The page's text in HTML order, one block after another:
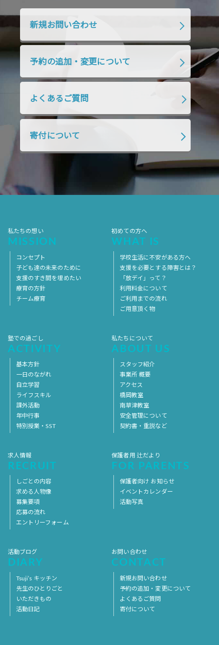
2019年10月 2019年9月
2019年4月
2018年7月 2018年6月
2018年4月 2018年3月 2018年2月
2018年1月 2017年12月
2017年10月 2017年9月 2017年8月
2017年5月
2017年4月
新規お問い合わせ
予約の追加・変更について
よくあるご質問
寄付について
私たちの想い
MISSION
コンセプト
子ども達の未来のために
支援のすき間を埋めたい
療育の方針
チーム療育
初めての方へ
WHAT IS
学校生活に不安がある方へ
支援を必要とする障害とは？
「放デイ」って？
利用料金について
ご利用までの流れ
ご用意頂く物
塾での過ごし
ACTIVITY
基本方針
一日のながれ
自立学習
ライフスキル
課外活動
年中行事
特別授業・SST
私たちについて
ABOUT US
スタッフ紹介
事業所 概要
アクセス
橋岡教室
南草津教室
安全管理について
契約書・重説など
求人情報
RECRUIT
しごとの内容
求める人物像
募集要項
応募の流れ
エントリーフォーム
保護者用 辻だより
FOR PARENTS
保護者向け お知らせ
イベントカレンダー
活動写真
活動ブログ
DIARY
Tsuji’s キッチン
先生のひとりごと
いただきもの
活動日記
お問い合わせ
CONTACT
新規お問い合わせ
予約の追加・変更について
よくあるご質問
寄付について